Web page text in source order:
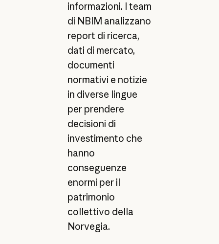
informazioni. I team
di NBIM analizzano
report di ricerca,
dati di mercato,
documenti
normativi e notizie
in diverse lingue
per prendere
decisioni di
investimento che
hanno
conseguenze
enormi per il
patrimonio
collettivo della
Norvegia.